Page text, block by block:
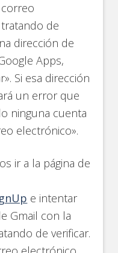
de
dirección de
Apps,
Si esa dirección
un error que
ninguna cuenta
electrónico».
ir a la página de
e intentar
Gmail con la
de verificar.